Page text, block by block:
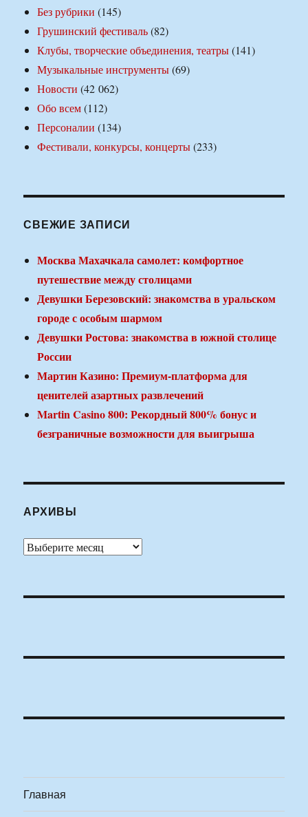
Без рубрики (145)
Грушинский фестиваль(82)
Клубы, творческие объединения, театры(141)
Музыкальные инструменты(69)
Новости (42 062)
Обо всем(112)
Персоналии (134)
Фестивали, конкурсы, концерты(233)
СВЕЖИЕ ЗАПИСИ
Москва Махачкала самолет: комфортное
путешествие между столицами
Девушки Березовский: знакомства в уральском
городе с особым шармом
Девушки Ростова: знакомства в южной столице
России
Мартин Казино: Премиум-платформа для
ценителей азартных развлечений
Martin Casino 800: Рекордный 800% бонус и
безграничные возможности для выигрыша
АРХИВЫ
Архивы
Главная